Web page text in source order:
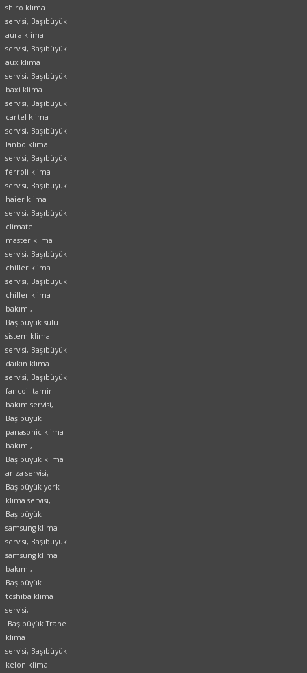
shiro klima
servisi, Başıbüyük
aura klima
servisi, Başıbüyük
aux klima
servisi, Başıbüyük
baxi klima
servisi, Başıbüyük
cartel klima
servisi, Başıbüyük
lanbo klima
servisi, Başıbüyük
ferroli klima
servisi, Başıbüyük
haier klima
servisi, Başıbüyük
climate
master klima
servisi, Başıbüyük
chiller klima
servisi, Başıbüyük
chiller klima
bakımı,
Başıbüyük sulu
sistem klima
servisi, Başıbüyük
daikin klima
servisi, Başıbüyük
fancoil tamir
bakım servisi,
Başıbüyük
panasonic klima
bakımı,
Başıbüyük klima
arıza servisi,
Başıbüyük york
klima servisi,
Başıbüyük
samsung klima
servisi, Başıbüyük
samsung klima
bakımı,
Başıbüyük
toshiba klima
servisi,
Başıbüyük Trane
klima
servisi, Başıbüyük
kelon klima